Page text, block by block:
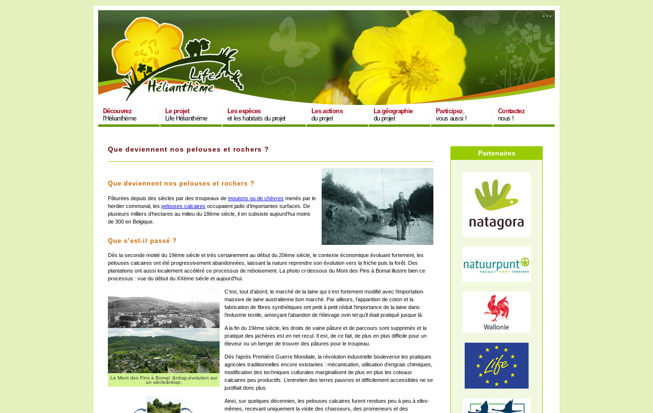
Découvrez
l'Hélianthème
Le projet
Life Hélianthème
Les espèces
et les habitats du projet
Les actions
du projet
La géographie
du projet
Participez,
vous aussi !
Contactez
nous !
Que deviennent nos pelouses et rochers ?
Que deviennent nos pelouses et rochers ?
Pâturées depuis des siècles par des troupeaux de moutons ou de chèvres menés par le
herdier communal, les pelouses calcaires occupaient jadis d’importantes surfaces. De
plusieurs milliers d’hectares au milieu du 18ème siècle, il en subsiste aujourd’hui moins
de 300 en Belgique.
Que s’est-il passé ?
Dès la seconde moitié du 19ème siècle et très certainement au début du 20ème siècle, le contexte économique évoluant fortement, les
pelouses calcaires ont été progressivement abandonnées, laissant la nature reprendre son évolution vers la friche puis la forêt. Des
plantations ont aussi localement accéléré ce processus de reboisement. La photo ci-dessous du Mont des Pins à Bomal illustre bien ce
processus : vue du début du XXème siècle et aujourd'hui.
Le Mont des Pins à Bomal :&nbsp;évolution sur
un siècle&nbsp;
C’est, tout d’abord, le marché de la laine qui s’est fortement modifié avec l’importation
massive de laine australienne bon marché. Par ailleurs, l’apparition de coton et la
fabrication de fibres synthétiques ont petit à petit réduit l’importance de la laine dans
l’industrie textile, amorçant l’abandon de l’élevage ovin tel qu’il était pratiqué jusque là.
A la fin du 19ème siècle, les droits de vaine pâture et de parcours sont supprimés et la
pratique des jachères est en net recul. Il est, de ce fait, de plus en plus difficile pour un
éleveur ou un berger de trouver des pâtures pour le troupeau.
Dès l’après Première Guerre Mondiale, la révolution industrielle bouleverse les pratiques
agricoles traditionnelles encore existantes : mécanisation, utilisation d’engrais chimiques,
modification des techniques culturales marginalisent de plus en plus les coteaux
calcaires peu productifs. L’entretien des terres pauvres et difficilement accessibles ne se
justifiait donc plus.
Ainsi, sur quelques décennies, les pelouses calcaires furent rendues peu à peu à elles-
mêmes, recevant uniquement la visite des chasseurs, des promeneurs et des
Partenaires